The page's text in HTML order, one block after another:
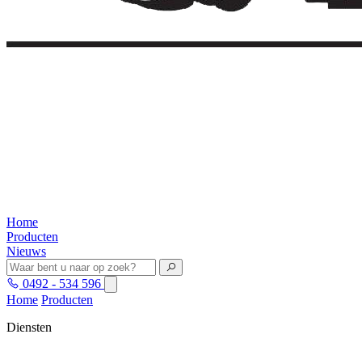
Home
Producten
Nieuws
0492 - 534 596
Home Producten
Diensten